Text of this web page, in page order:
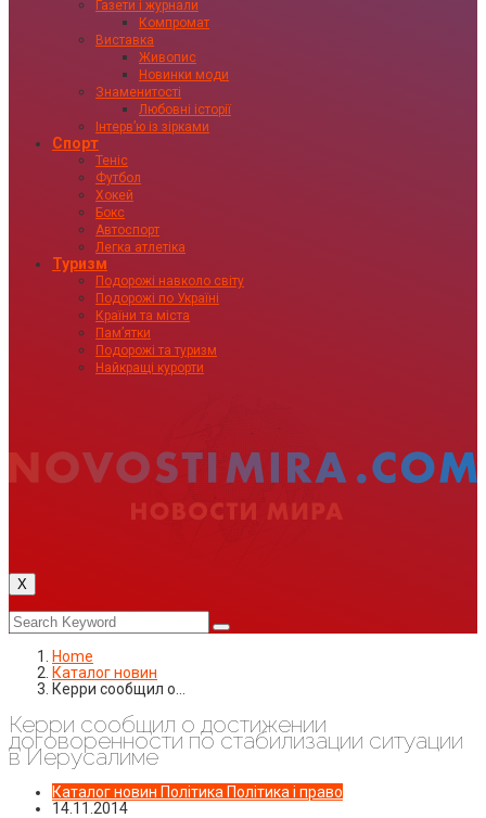
Газети і журнали
Компромат
Виставка
Живопис
Новинки моди
Знаменитості
Любовні історії
Інтервʼю із зірками
Спорт
Теніс
Футбол
Хокей
Бокс
Автоспорт
Легка атлетіка
Туризм
Подорожі навколо світу
Подорожі по Україні
Країни та міста
Пам’ятки
Подорожі та туризм
Найкращі курорти
X
Home
Каталог новин
Керри сообщил о…
Керри сообщил о достижении
договоренности по стабилизации ситуации
в Иерусалиме
Каталог новин Політика Політика і право
14.11.2014